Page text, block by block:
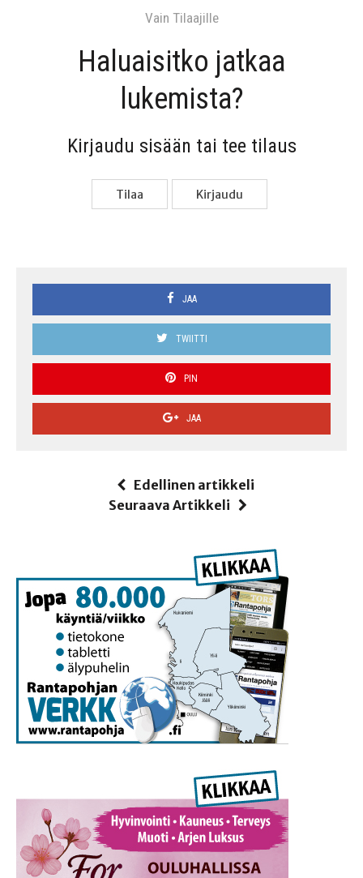
Vain Tilaa­jil­le
Haluai­sit­ko jat­kaa
lukemista?
Kir­jau­du sisään tai tee tilaus
Tilaa Kir­jau­du
JAA
TWIITTI
PIN
JAA
Edellinen artikkeli
Seuraava Artikkeli